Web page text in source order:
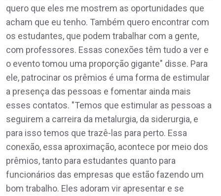
quero que eles me mostrem as oportunidades que
acham que eu tenho. Também quero encontrar com
os estudantes, que podem trabalhar com a gente,
com professores. Essas conexões têm tudo a ver e
o evento tomou uma proporção gigante" disse. Para
ele, patrocinar os prêmios é uma forma de estimular
a presença das pessoas e fomentar ainda mais
esses contatos. "Temos que estimular as pessoas a
seguirem a carreira da metalurgia, da siderurgia, e
para isso temos que trazê-las para perto. Essa
conexão, essa aproximação, acontece por meio dos
prêmios, tanto para estudantes quanto para
funcionários das empresas que estão fazendo um
bom trabalho. Eles adoram vir apresentar e se